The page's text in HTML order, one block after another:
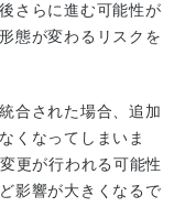
さらに進む可能性が
態が変わるリスクを
合された場合、追加
くなってしまいま
更が行われる可能性
影響が大きくなるで